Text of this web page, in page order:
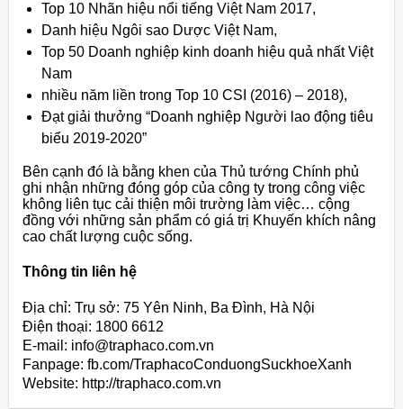
Top 10 Nhãn hiệu nổi tiếng Việt Nam 2017,
Danh hiệu Ngôi sao Dược Việt Nam,
Top 50 Doanh nghiệp kinh doanh hiệu quả nhất Việt
Nam
nhiều năm liền trong Top 10 CSI (2016) – 2018),
Đạt giải thưởng “Doanh nghiệp Người lao động tiêu
biểu 2019-2020”
Bên cạnh đó là bằng khen của Thủ tướng Chính phủ
ghi nhận những đóng góp của công ty trong công việc
không liên tục cải thiện môi trường làm việc… cộng
đồng với những sản phẩm có giá trị Khuyến khích nâng
cao chất lượng cuộc sống.
Thông tin liên hệ
Địa chỉ: Trụ sở: 75 Yên Ninh, Ba Đình, Hà Nội
Điện thoại: 1800 6612
E-mail: info@traphaco.com.vn
Fanpage: fb.com/TraphacoConduongSuckhoeXanh
Website: http://traphaco.com.vn